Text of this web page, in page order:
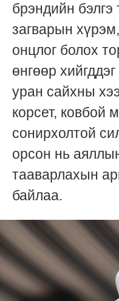
брэндийн
загварын
онцлог болох
өнгөөр хийгддэг
уран сайхны
корсет, ковбой
сонирхолтой
орсон нь
тааварлахын
байлаа.